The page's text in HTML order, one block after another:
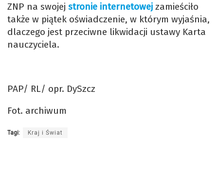
ZNP na swojej stronie internetowej zamieściło
także w piątek oświadczenie, w którym wyjaśnia,
dlaczego jest przeciwne likwidacji ustawy Karta
nauczyciela.
PAP/ RL/ opr. DySzcz
Fot. archiwum
Tagi: Kraj i Świat